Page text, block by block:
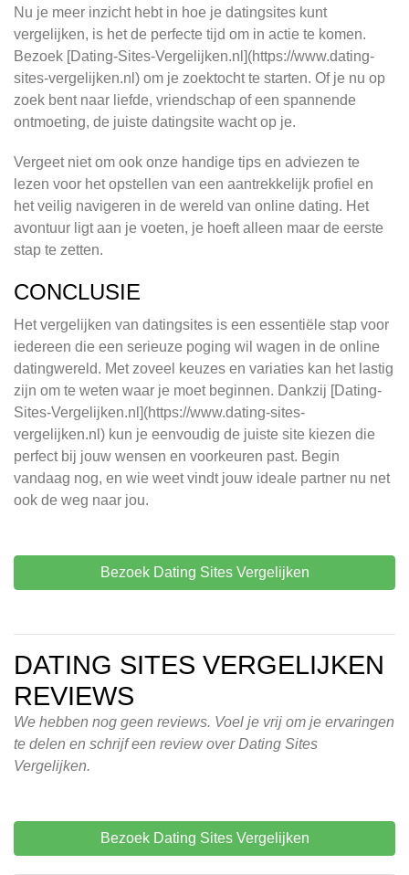
Nu je meer inzicht hebt in hoe je datingsites kunt
vergelijken, is het de perfecte tijd om in actie te komen.
Bezoek [Dating-Sites-Vergelijken.nl](https://www.dating-
sites-vergelijken.nl) om je zoektocht te starten. Of je nu op
zoek bent naar liefde, vriendschap of een spannende
ontmoeting, de juiste datingsite wacht op je.
Vergeet niet om ook onze handige tips en adviezen te
lezen voor het opstellen van een aantrekkelijk profiel en
het veilig navigeren in de wereld van online dating. Het
avontuur ligt aan je voeten, je hoeft alleen maar de eerste
stap te zetten.
CONCLUSIE
Het vergelijken van datingsites is een essentiële stap voor
iedereen die een serieuze poging wil wagen in de online
datingwereld. Met zoveel keuzes en variaties kan het lastig
zijn om te weten waar je moet beginnen. Dankzij [Dating-
Sites-Vergelijken.nl](https://www.dating-sites-
vergelijken.nl) kun je eenvoudig de juiste site kiezen die
perfect bij jouw wensen en voorkeuren past. Begin
vandaag nog, en wie weet vindt jouw ideale partner nu net
ook de weg naar jou.
Bezoek Dating Sites Vergelijken
DATING SITES VERGELIJKEN
REVIEWS
We hebben nog geen reviews. Voel je vrij om je ervaringen
te delen en schrijf een review over Dating Sites
Vergelijken.
Bezoek Dating Sites Vergelijken